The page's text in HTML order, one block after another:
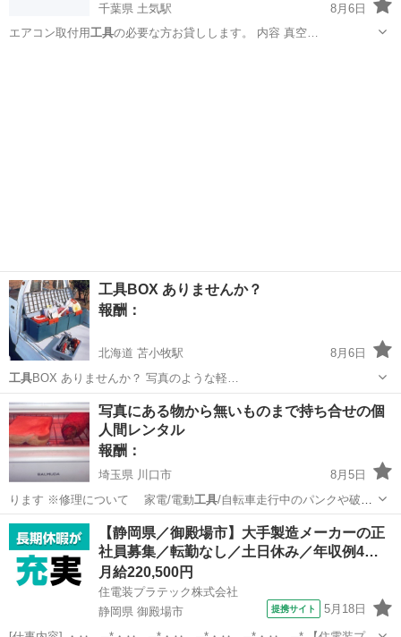
千葉県 土気駅
8月6日
エアコン取付用工具 の必要な方お貸しします。 内容 真空…
工具BOX ありませんか？
報酬：
北海道 苫小牧駅
8月6日
工具BOX ありませんか？ 写真のような軽…
北海道 苫小牧市 苫小牧駅 買いたい/ください 工具
写真にある物から無いものまで持ち合せの個
人間レンタル
報酬：
埼玉県 川口市
8月5日
ります ※修理について 家電/電動工具/自転車走行中のパンクや破
損 貸与中…
埼玉 川口市 貸したい キャリー
【静岡県／御殿場市】大手製造メーカーの正
社員募集／転勤なし／土日休み／年収例4…
月給220,500円
住電装プラテック株式会社
静岡県 御殿場市
提携サイト 5月18日